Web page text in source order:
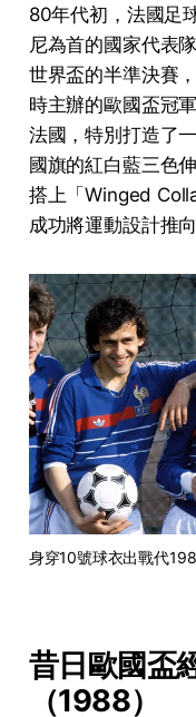
80年代初，法國足
尼為首的國家代表
世界盃的半準決賽
時主辦的歐國盃冠
法國，特別打造了
國旗的紅白藍三色
搭上「Winged
成功將運動設計推
身穿10號球衣出戰代
昔日歐國盃
（1988）